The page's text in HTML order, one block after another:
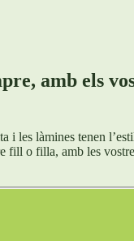
amb els
i les làmines tenen
fill o filla, amb les